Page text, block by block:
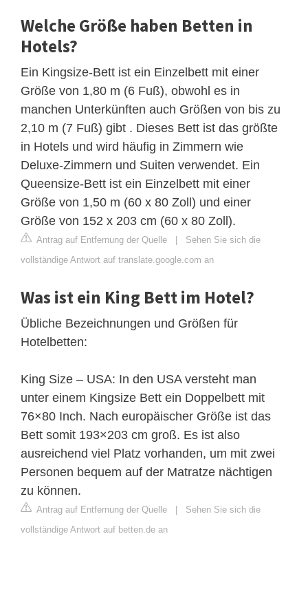
Welche Größe haben Betten in
Hotels?
Ein Kingsize-Bett ist ein Einzelbett mit einer
Größe von 1,80 m (6 Fuß), obwohl es in
manchen Unterkünften auch Größen von bis zu
2,10 m (7 Fuß) gibt . Dieses Bett ist das größte
in Hotels und wird häufig in Zimmern wie
Deluxe-Zimmern und Suiten verwendet. Ein
Queensize-Bett ist ein Einzelbett mit einer
Größe von 1,50 m (60 x 80 Zoll) und einer
Größe von 152 x 203 cm (60 x 80 Zoll).
Antrag auf Entfernung der Quelle | Sehen Sie sich die
vollständige Antwort auf translate.google.com an
Was ist ein King Bett im Hotel?
Übliche Bezeichnungen und Größen für
Hotelbetten:
King Size – USA: In den USA versteht man
unter einem Kingsize Bett ein Doppelbett mit
76×80 Inch. Nach europäischer Größe ist das
Bett somit 193×203 cm groß. Es ist also
ausreichend viel Platz vorhanden, um mit zwei
Personen bequem auf der Matratze nächtigen
zu können.
Antrag auf Entfernung der Quelle | Sehen Sie sich die
vollständige Antwort auf betten.de an